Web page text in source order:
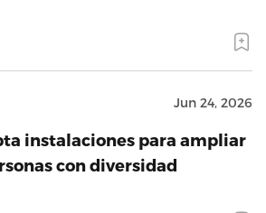
Jun 24, 2026
instalaciones para ampliar
con diversidad